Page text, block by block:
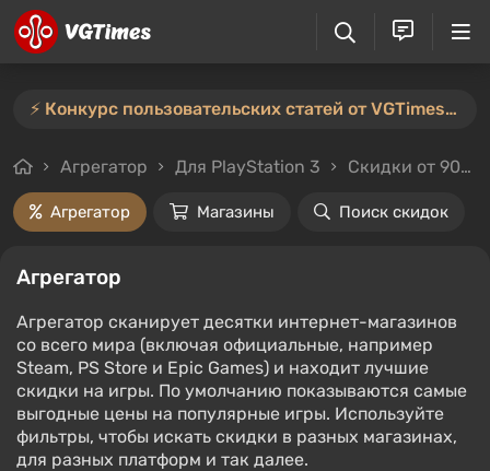
⚡️ Конкурс пользовательских статей от VGTimes продлён — участвуйте тут ⚡️
Агрегатор Для PlayStation 3 Скидки от 90%
Агрегатор Магазины Поиск скидок
Агрегатор
Агрегатор сканирует десятки интернет-магазинов
со всего мира (включая официальные, например
Steam, PS Store и Epic Games) и находит лучшие
скидки на игры. По умолчанию показываются самые
выгодные цены на популярные игры. Используйте
фильтры, чтобы искать скидки в разных магазинах,
для разных платформ и так далее.